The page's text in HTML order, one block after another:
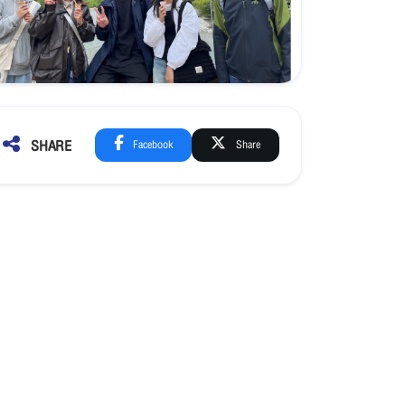
SHARE Facebook Share